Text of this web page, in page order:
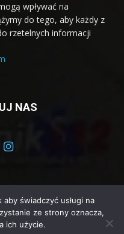
wpływać na
do tego, aby każdy z
rzetelnych informacji
NAS
2025
świadczyć usługi na
ze strony oznacza,
ich użycie.